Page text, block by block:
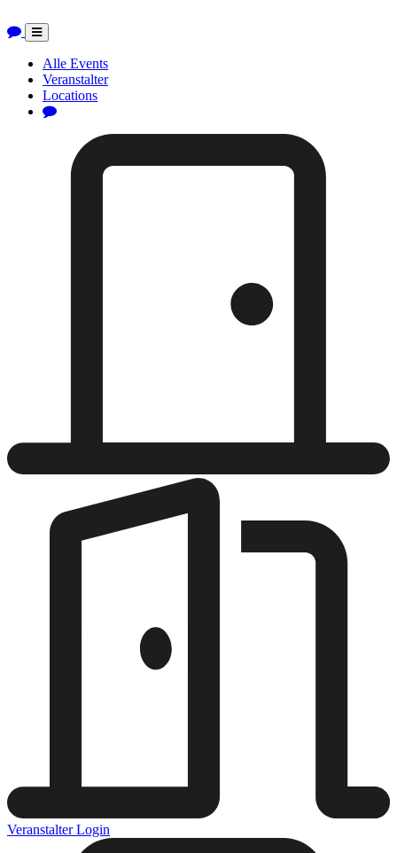
Toggle
navigation
Alle Events
Veranstalter
Locations
Veranstalter Login